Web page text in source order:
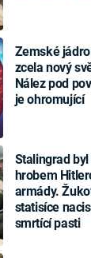
Zemské
zcela nový
Nález pod
je ohromující
Stalingrad byl
hrobem
armády.
statisíce
smrtící pasti